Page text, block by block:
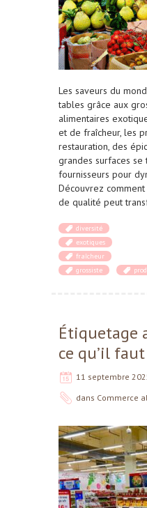
Les saveurs du
tables grâce aux
alimentaires
et de fraîcheur, les
restauration, des
grandes surfaces se
fournisseurs pour
Découvrez
de qualité peut
diversité
exotiques
fraîcheur
grossiste
Étiquetage
ce qu’il
11 septembre
dans Commerce